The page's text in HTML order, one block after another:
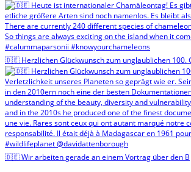
🇩🇪 Herzlichen Glückwunsch zum unglaublichen 100.
🇩🇪 Wir arbeiten gerade an einem Vortrag über den B